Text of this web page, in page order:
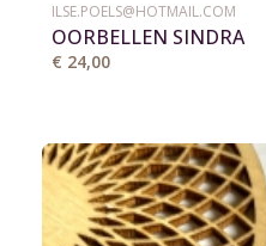
ILSE.POELS@HOTMAIL.COM
OORBELLEN SINDRA
€ 24,00